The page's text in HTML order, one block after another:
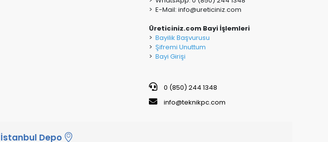
> E-Mail: info@ureticiniz.com
Üreticiniz.com Bayi İşlemleri
> Bayilik Başvurusu
> Şifremi Unuttum
> Bayi Girişi
0 (850) 244 1348
info@teknikpc.com
İstanbul Depo